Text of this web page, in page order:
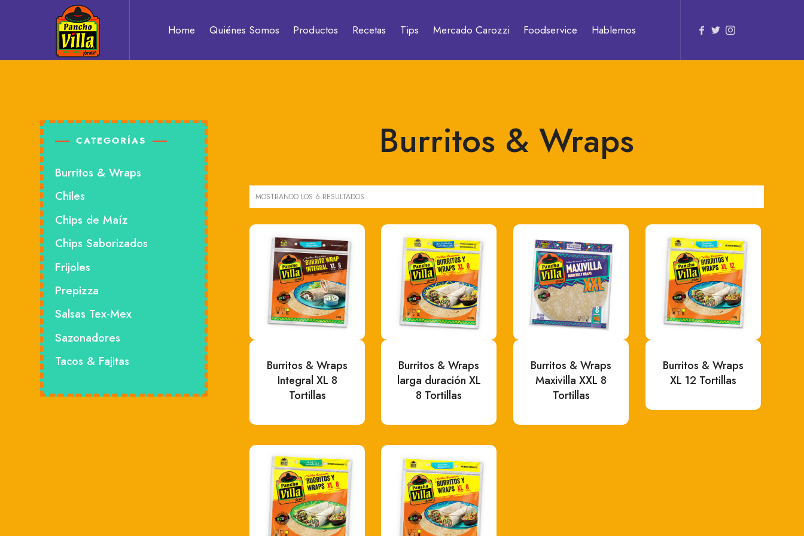
Pancho
sabor
a
México
Home Quiénes Somos Productos Recetas Tips Mercado Carozzi Foodservice Hablemos
Burritos & Wraps
MOSTRANDO LOS 6 RESULTADOS
Burritos & Wraps
Integral XL 8
Tortillas
Burritos & Wraps
larga duración XL
8 Tortillas
Burritos & Wraps
Maxivilla XXL 8
Tortillas
Burritos & Wraps
XL 12 Tortillas
CATEGORÍAS
Burritos & Wraps
Chiles
Chips de Maíz
Chips Saborizados
Frijoles
Prepizza
Salsas Tex-Mex
Sazonadores
Tacos & Fajitas